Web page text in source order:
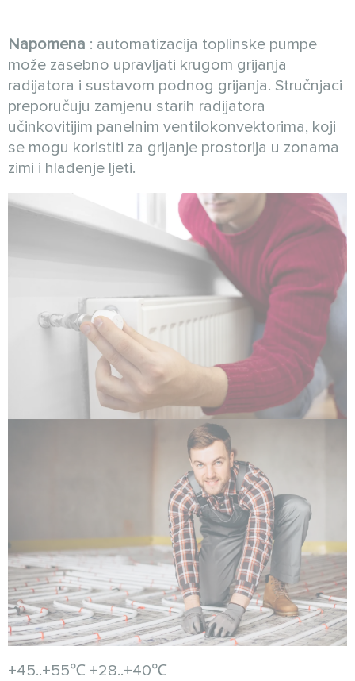
Napomena : automatizacija toplinske pumpe
može zasebno upravljati krugom grijanja
radijatora i sustavom podnog grijanja. Stručnjaci
preporučuju zamjenu starih radijatora
učinkovitijim panelnim ventilokonvektorima, koji
se mogu koristiti za grijanje prostorija u zonama
zimi i hlađenje ljeti.
+45..+55℃ +28..+40℃